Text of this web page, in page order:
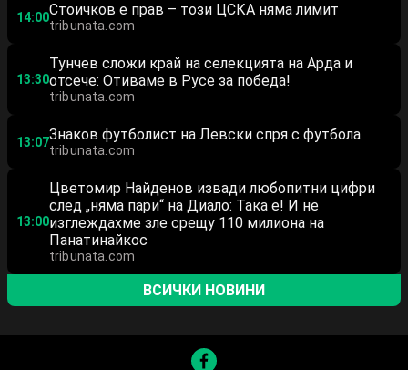
14:00Стоичков е прав – този ЦСКА няма лимит
tribunata.com
13:30
Тунчев сложи край на селекцията на Арда и
отсече: Отиваме в Русе за победа!
tribunata.com
13:07Знаков футболист на Левски спря с футбола
tribunata.com
13:00
Цветомир Найденов извади любопитни цифри
след „няма пари“ на Диало: Така е! И не
изглеждахме зле срещу 110 милиона на
Панатинайкос
tribunata.com
ВСИЧКИ НОВИНИ